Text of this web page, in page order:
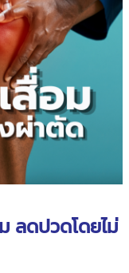
ลดปวดโดยไม่